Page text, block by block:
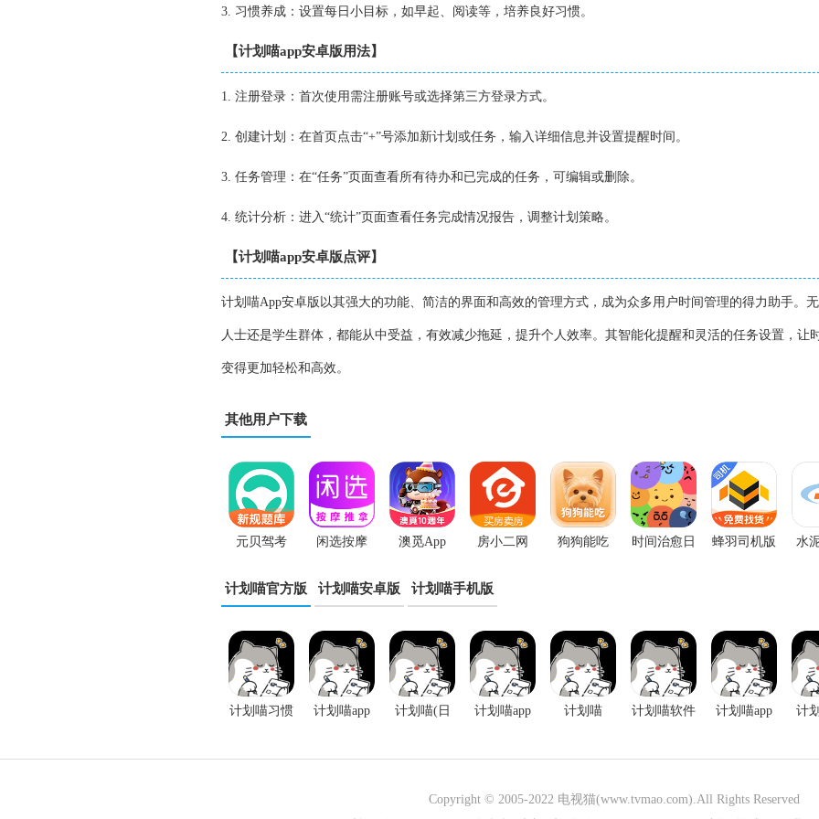
3. 习惯养成：设置每日小目标，如早起、阅读等，培养良好习惯。
【计划喵app安卓版用法】
1. 注册登录：首次使用需注册账号或选择第三方登录方式。
2. 创建计划：在首页点击“+”号添加新计划或任务，输入详细信息并设置提醒时间。
3. 任务管理：在“任务”页面查看所有待办和已完成的任务，可编辑或删除。
4. 统计分析：进入“统计”页面查看任务完成情况报告，调整计划策略。
【计划喵app安卓版点评】
计划喵App安卓版以其强大的功能、简洁的界面和高效的管理方式，成为众多用户时间管理的得力助手。
人士还是学生群体，都能从中受益，有效减少拖延，提升个人效率。其智能化提醒和灵活的任务设置，让
变得更加轻松和高效。
其他用户下载
元贝驾考
App
闲选按摩
app
澳觅App 房小二网 狗狗能吃 时间治愈日 蜂羽司机版 水
计划喵官方版 计划喵安卓版 计划喵手机版
计划喵习惯 计划喵app 计划喵(日 计划喵app 计划喵 计划喵软件 计划喵app 计
Copyright © 2005-2022 电视猫(www.tvmao.com).All Rights Reserved